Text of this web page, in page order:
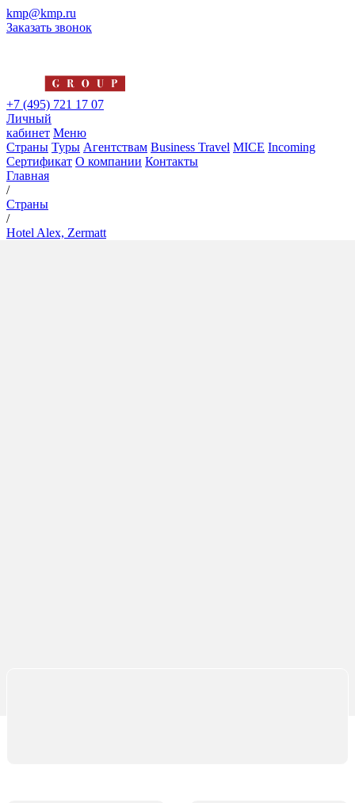
kmp@kmp.ru
Заказать звонок
+7 (495) 721 17 07
Личный
кабинет Меню
Страны Туры Агентствам Business Travel MICE Incoming
Сертификат О компании Контакты
Главная
/
Страны
/
Hotel Alex, Zermatt